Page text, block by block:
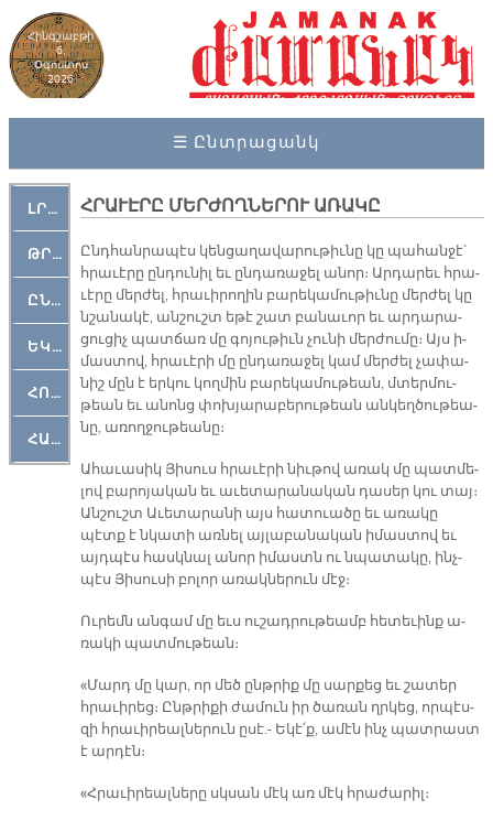
Հինգշաբթի
6,
Օգոստոս
2026
☰ Ընտրացանկ
ԼՐԱՀՈՍ
ԹՐՔԱՀԱՅ ԿԵԱՆՔ
ԸՆԿԵՐԱՄՇԱԿՈՒԹԱՅԻՆ
ԵԿԵՂԵՑԱԿԱՆ
ՀՈԳԵՄՏԱՒՈՐ
ՀԱՐԹԱԿ
ՀՐԱՒԷՐԸ ՄԵՐԺՈՂՆԵՐՈՒ ԱՌԱԿԸ
Ընդ­հան­րա­պէս կեն­ցա­ղա­վա­րու­թիւ­նը կը պա­հան­ջէ՝
հրա­ւէ­րը ըն­դու­նիլ եւ ըն­դա­ռա­ջել ա­նոր։ Ար­դա­րեւ հրա­
ւէ­րը մեր­ժել, հրա­ւի­րո­ղին բա­րե­կա­մու­թիւ­նը մեր­ժել կը
նշա­նա­կէ, ան­շուշտ ե­թէ շատ բա­նա­ւոր եւ ար­դա­րա­
ցու­ցիչ պատ­ճառ մը գո­յու­թիւն չու­նի մեր­ժու­մը։ Այս ի­
մաս­տով, հրա­ւէ­րի մը ըն­դա­ռա­ջել կամ մեր­ժել չա­փա­
նիշ մըն է եր­կու կող­մին բա­րե­կա­մու­թեան, մտեր­մու­
թեան եւ ա­նոնց փոխ­յա­րա­բե­րու­թեան ան­կեղ­ծու­թեա­
նը, ա­ռող­ջու­թեա­նը։
Ա­հա­ւա­սիկ Յի­սուս հրա­ւէ­րի նիւ­թով ա­ռակ մը պատ­մե­
լով բա­րո­յա­կան եւ ա­ւե­տա­րա­նա­կան դա­սեր կու տայ։
Ան­շուշտ Ա­ւե­տա­րա­նի այս հա­տուա­ծը եւ ա­ռա­կը
պէտք է նկա­տի առ­նել այ­լա­բա­նա­կան ի­մաս­տով եւ
այդ­պէս հասկ­նալ ա­նոր ի­մաստն ու նպա­տա­կը, ինչ­
պէս Յի­սու­սի բո­լոր ա­ռակ­նե­րուն մէջ։
Ու­րեմն ան­գամ մը եւս ու­շադ­րու­թեամբ հե­տե­ւինք ա­
ռա­կի պատ­մու­թեան։
«Մարդ մը կար, որ մեծ ընթ­րիք մը սար­քեց եւ շա­տեր
հրա­ւի­րեց։ Ընթ­րի­քի ժա­մուն իր ծա­ռան ղրկեց, որ­պէս­
զի հրա­ւի­րեալ­նե­րուն ը­սէ.- Ե­կէ՛ք, ա­մէն ինչ պատ­րաստ
է ար­դէն։
«Հրա­ւի­րեալ­նե­րը սկսան մէկ առ մէկ հրա­ժա­րիլ։